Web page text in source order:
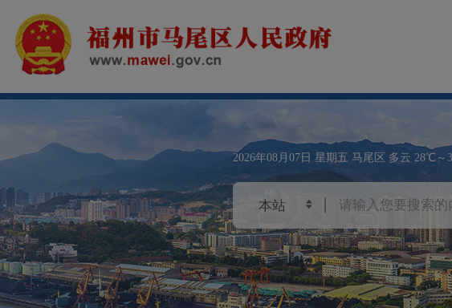
2026年08月07日 星期五 马尾区 多云 28℃～